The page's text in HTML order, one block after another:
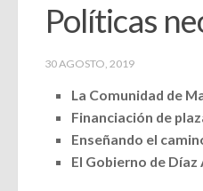
Políticas
30 AGOSTO, 2019
La Comunidad de
Financiación de
Enseñando el
El Gobierno de